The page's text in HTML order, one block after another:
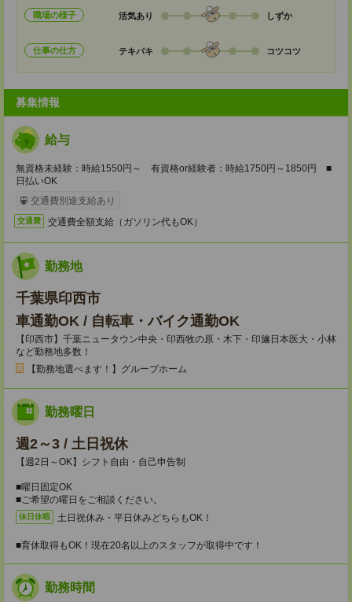
職場の様子 活気あり しずか
仕事の仕方 テキパキ コツコツ
募集情報
給与
無資格未経験：時給1550円～ 有資格or経験者：時給1750円～1850円 ■
日払いOK
交通費別途支給あり
交通費 交通費全額支給（ガソリン代もOK）
勤務地
千葉県印西市
車通勤OK / 自転車・バイク通勤OK
【印西市】千葉ニュータウン中央・印西牧の原・木下・印旛日本医大・小林
など勤務地多数！
【勤務地選べます！】グループホーム
勤務曜日
週2～3 / 土日祝休
【週2日～OK】シフト自由・自己申告制
■曜日固定OK
■ご希望の曜日をご相談ください。
休日休暇 土日祝休み・平日休みどちらもOK！
■育休取得もOK！現在20名以上のスタッフが取得中です！
勤務時間